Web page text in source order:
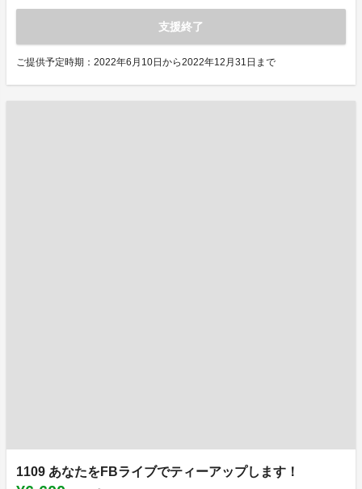
支援終了
ご提供予定時期：2022年6月10日から2022年12月31日まで
1109 あなたをFBライブでティーアップします！